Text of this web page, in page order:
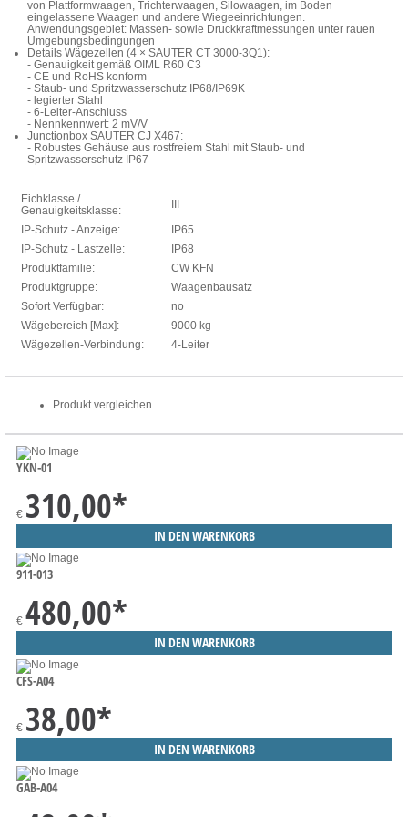
von Plattformwaagen, Trichterwaagen, Silowaagen, im Boden
eingelassene Waagen und andere Wiegeeinrichtungen.
Anwendungsgebiet: Massen- sowie Druckkraftmessungen unter rauen
Umgebungsbedingungen
Details Wägezellen (4 × SAUTER CT 3000-3Q1):
- Genauigkeit gemäß OIML R60 C3
- CE und RoHS konform
- Staub- und Spritzwasserschutz IP68/IP69K
- legierter Stahl
- 6-Leiter-Anschluss
- Nennkennwert: 2 mV/V
Junctionbox SAUTER CJ X467:
- Robustes Gehäuse aus rostfreiem Stahl mit Staub- und
Spritzwasserschutz IP67
Eichklasse /
Genauigkeitsklasse:
III
IP-Schutz - Anzeige:
IP65
IP-Schutz - Lastzelle:
IP68
Produktfamilie:
CW KFN
Produktgruppe:
Waagenbausatz
Sofort Verfügbar:
no
Wägebereich [Max]:
9000 kg
Wägezellen-Verbindung:
4-Leiter
Produkt vergleichen
YKN-01
€ 310,00*
911-013
€ 480,00*
CFS-A04
€ 38,00*
GAB-A04